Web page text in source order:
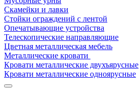
Скамейки и лавки
Стойки ограждений с лентой
Опечатывающие устройства
Телескопические направляющие
Цветная металлическая мебель
Металлические кровати
Кровати металлические двухъярусные
Кровати металлические одноярусные